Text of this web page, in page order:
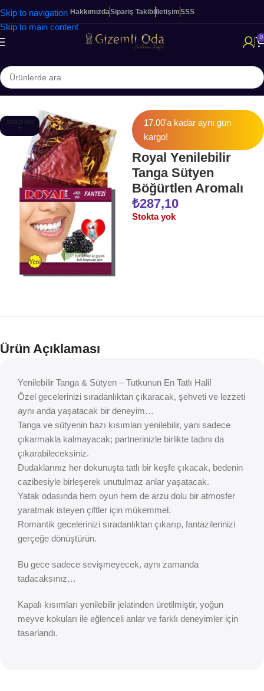
Skip to navigation
Skip to main content
HakkımızdaSipariş Takibi İletişimSSS
0
Ana Sayfa FANTEZİ & İÇ GİYİM
SOLD OU
T
17.00'a kadar aynı gün
kargo!
Royal Yenilebilir
Tanga Sütyen
Böğürtlen Aromalı
₺287,10
Stokta yok
Ürün Açıklaması
Yenilebilir Tanga & Sütyen – Tutkunun En Tatlı Hali!
Özel gecelerinizi sıradanlıktan çıkaracak, şehveti ve lezzeti
aynı anda yaşatacak bir deneyim…
Tanga ve sütyenin bazı kısımları yenilebilir, yani sadece
çıkarmakla kalmayacak; partnerinizle birlikte tadını da
çıkarabileceksiniz.
Dudaklarınız her dokunuşta tatlı bir keşfe çıkacak, bedenin
cazibesiyle birleşerek unutulmaz anlar yaşatacak.
Yatak odasında hem oyun hem de arzu dolu bir atmosfer
yaratmak isteyen çiftler için mükemmel.
Romantik gecelerinizi sıradanlıktan çıkarıp, fantazilerinizi
gerçeğe dönüştürün.
Bu gece sadece sevişmeyecek, aynı zamanda
tadacaksınız…
Kapalı kısımları yenilebilir jelatinden üretilmiştir, yoğun
meyve kokuları ile eğlenceli anlar ve farklı deneyimler için
tasarlandı.